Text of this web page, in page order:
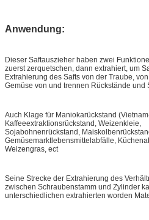
Anwendung:
Dieser Saftauszieher haben zwei
zuerst zerquetschen, dann extrahiert, um
Extrahierung des Safts von der Traube,
Gemüse von und trennen Rückstände und
Auch Klage für Maniokarückstand
Kaffeeextraktionsrückstand, Weizenkleie,
Sojabohnenrückstand,
Gemüsemarktlebensmittelabfälle,
Weizengras, ect
Seine Strecke der Extrahierung des
zwischen Schraubenstamm und Zylinder
unterschiedlichen extrahierten worden